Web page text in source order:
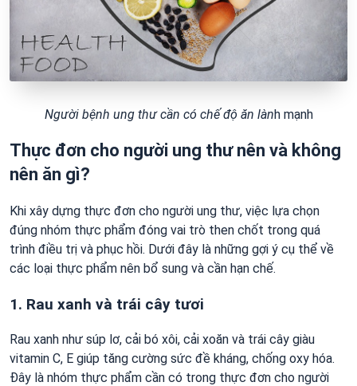
Người bệnh ung thư cần có chế độ ăn lành mạnh
Thực đơn cho người ung thư nên và không
nên ăn gì?
Khi xây dựng thực đơn cho người ung thư, việc lựa chọn
đúng nhóm thực phẩm đóng vai trò then chốt trong quá
trình điều trị và phục hồi. Dưới đây là những gợi ý cụ thể về
các loại thực phẩm nên bổ sung và cần hạn chế.
1. Rau xanh và trái cây tươi
Rau xanh như súp lơ, cải bó xôi, cải xoăn và trái cây giàu
vitamin C, E giúp tăng cường sức đề kháng, chống oxy hóa.
Đây là nhóm thực phẩm cần có trong thực đơn cho người